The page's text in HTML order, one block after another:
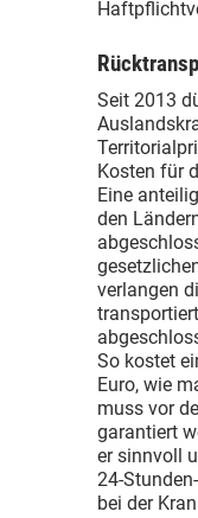
Seit 2013
Kosten für
Eine
den
verlangen
So kostet
Euro, wie
muss vor
garantiert
er sinnvoll
24-
bei der